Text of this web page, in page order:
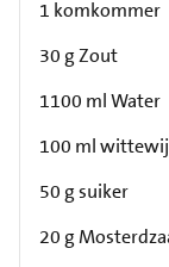
1 komkommer
30 g Zout
1100 ml Water
100 ml
50 g suiker
20 g